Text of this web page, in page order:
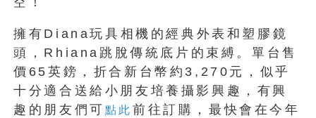
擁有Diana玩具相機的經典外表和塑膠鏡
頭，Rhiana跳脫傳統底片的束縛。單台售
價65英鎊，折合新台幣約3,270元，似乎
十分適合送給小朋友培養攝影興趣，有興
趣的朋友們可 點此 前往訂購，最快會在今年